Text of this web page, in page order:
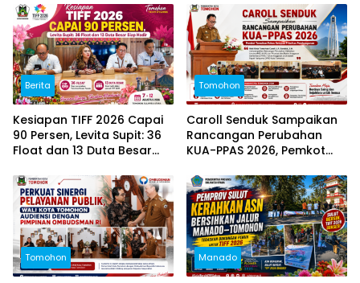
Dukungan untuk Sukseskan
TIFF 2026
Berita
Kesiapan TIFF 2026 Capai
90 Persen, Levita Supit: 36
Float dan 13 Duta Besar
Tomohon
Caroll Senduk Sampaikan
Rancangan Perubahan
KUA-PPAS 2026, Pemkot
Prioritas Pembangunan
Tomohon Manado